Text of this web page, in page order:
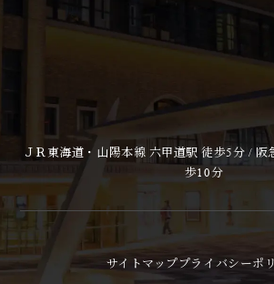
ＪＲ東海道・山陽本線 六甲道駅 徒歩5分 / 阪
歩10分
サイトマップ プライバシーポ